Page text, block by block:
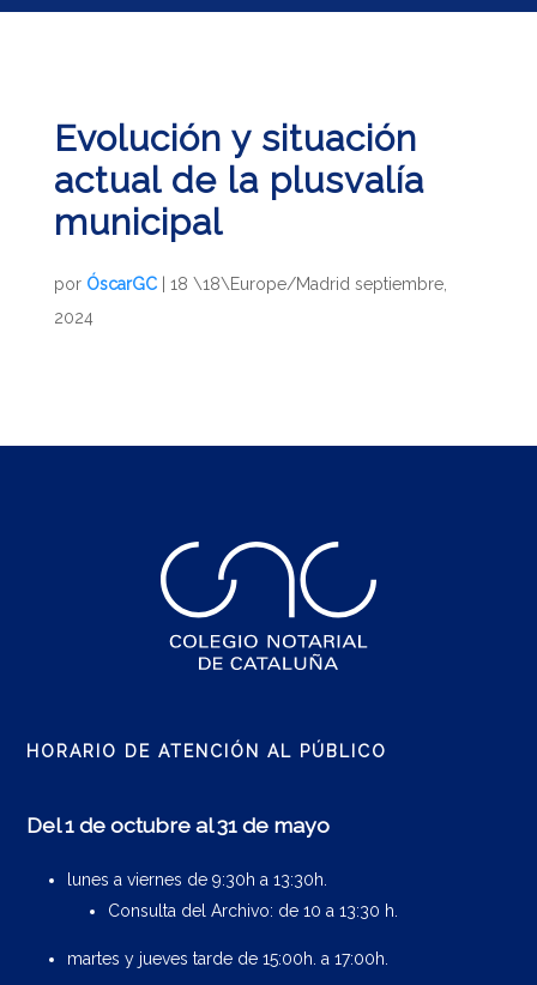
Evolución y situación
actual de la plusvalía
municipal
por ÓscarGC| 18 \18\Europe/Madrid septiembre,
2024
HORARIO DE ATENCIÓN AL PÚBLICO
Del 1 de octubre al 31 de mayo
lunes a viernes de 9:30h a 13:30h.
Consulta del Archivo: de 10 a 13:30 h.
martes y jueves tarde de 15:00h. a 17:00h.